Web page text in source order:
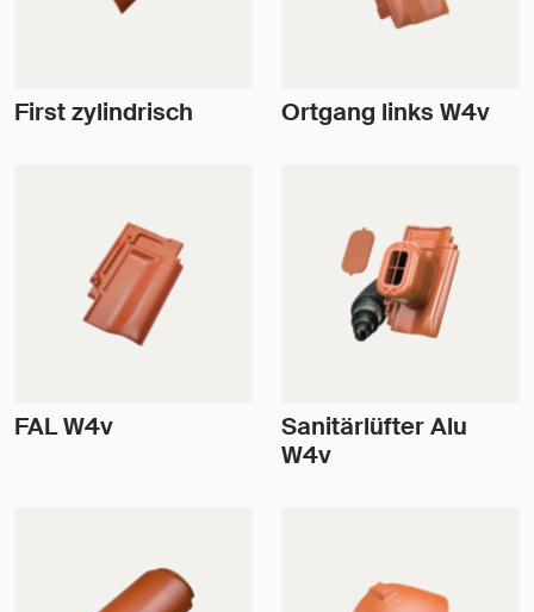
First zylindrisch Ortgang links W4v
FAL W4v
Sanitärlüfter Alu
W4v